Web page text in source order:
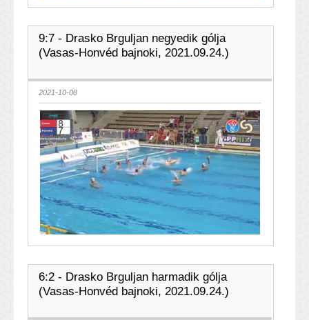
9:7 - Drasko Brguljan negyedik gólja
(Vasas-Honvéd bajnoki, 2021.09.24.)
2021-10-08
6:2 - Drasko Brguljan harmadik gólja
(Vasas-Honvéd bajnoki, 2021.09.24.)